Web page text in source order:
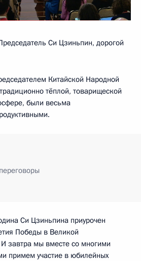
Си Цзиньпин, дорогой
Китайской Народной
тёплой, товарищеской
были весьма
Си Цзиньпина приурочен
Победы в Великой
завтра мы вместе со многими
примем участие в юбилейных